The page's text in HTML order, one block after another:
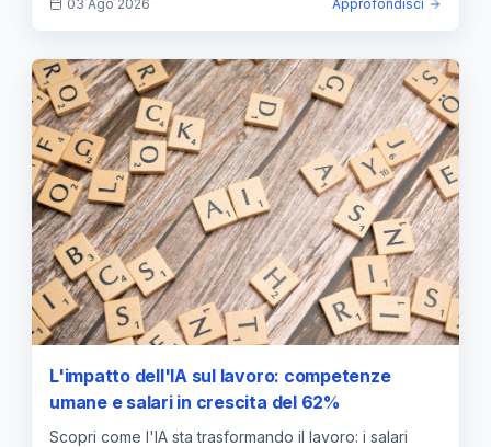
03 Ago 2026 Approfondisci
L'impatto dell'IA sul lavoro: competenze
umane e salari in crescita del 62%
Scopri come l'IA sta trasformando il lavoro: i salari